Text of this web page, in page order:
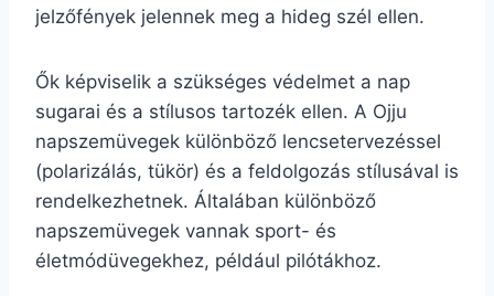
jelzőfények jelennek meg a hideg szél ellen.
Ők képviselik a szükséges védelmet a nap
sugarai és a stílusos tartozék ellen. A Ojju
napszemüvegek különböző lencsetervezéssel
(polarizálás, tükör) és a feldolgozás stílusával is
rendelkezhetnek. Általában különböző
napszemüvegek vannak sport- és
életmódüvegekhez, például pilótákhoz.